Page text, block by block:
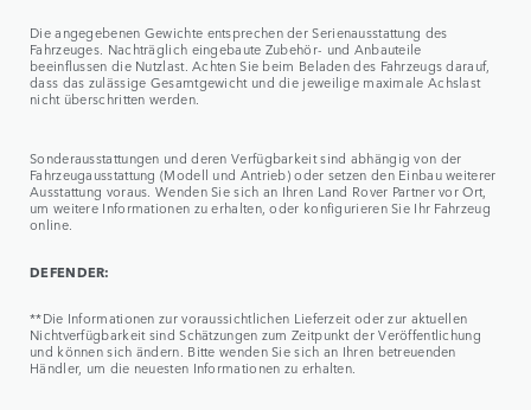
Die angegebenen Gewichte entsprechen der Serienausstattung des
Fahrzeuges. Nachträglich eingebaute Zubehör- und Anbauteile
beeinflussen die Nutzlast. Achten Sie beim Beladen des Fahrzeugs darauf,
dass das zulässige Gesamtgewicht und die jeweilige maximale Achslast
nicht überschritten werden.
Sonderausstattungen und deren Verfügbarkeit sind abhängig von der
Fahrzeugausstattung (Modell und Antrieb) oder setzen den Einbau weiterer
Ausstattung voraus. Wenden Sie sich an Ihren Land Rover Partner vor Ort,
um weitere Informationen zu erhalten, oder konfigurieren Sie Ihr Fahrzeug
online.
DEFENDER:
**Die Informationen zur voraussichtlichen Lieferzeit oder zur aktuellen
Nichtverfügbarkeit sind Schätzungen zum Zeitpunkt der Veröffentlichung
und können sich ändern. Bitte wenden Sie sich an Ihren betreuenden
Händler, um die neuesten Informationen zu erhalten.